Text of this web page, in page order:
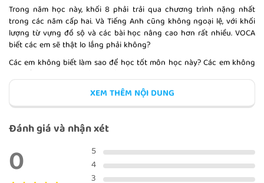
AT HOME (WRITING AND
LANGUAGE FOCUS)
OUR PAST (LISTENING AND
WRITING)
OUR PAST (READING)
Trong năm học này, khối 8 phải trải qua chương trình nặng nhất
trong các năm cấp hai. Và Tiếng Anh cũng không ngoại lệ, với khối
lượng từ vựng đồ sộ và các bài học nâng cao hơn rất nhiều. VOCA
biết các em sẽ thật lo lắng phải không?
Các em không biết làm sao để học tốt môn học này? Các em không
biết bằng cách nào để có thể ghi nhớ rành rọi các từ vựng đã được
học qua?
Chưa hết, các em còn phải trải qua những bài kiếm tra đánh giá
Nhưng bây giờ, VOCA muốn nói với các em rằng, các em đừng lo
lắng nữa, bởi VOCA muốn tặng cho các em một “bí kíp” có thể giúp
đỡ các em xoá tan rào cản ngoại ngữ.
Nhằm khơi dậy niềm yêu thích học ngọai ngữ, và giúp các em nhận
XEM THÊM NỘI DUNG
Đánh giá và nhận xét
0
5
4
3